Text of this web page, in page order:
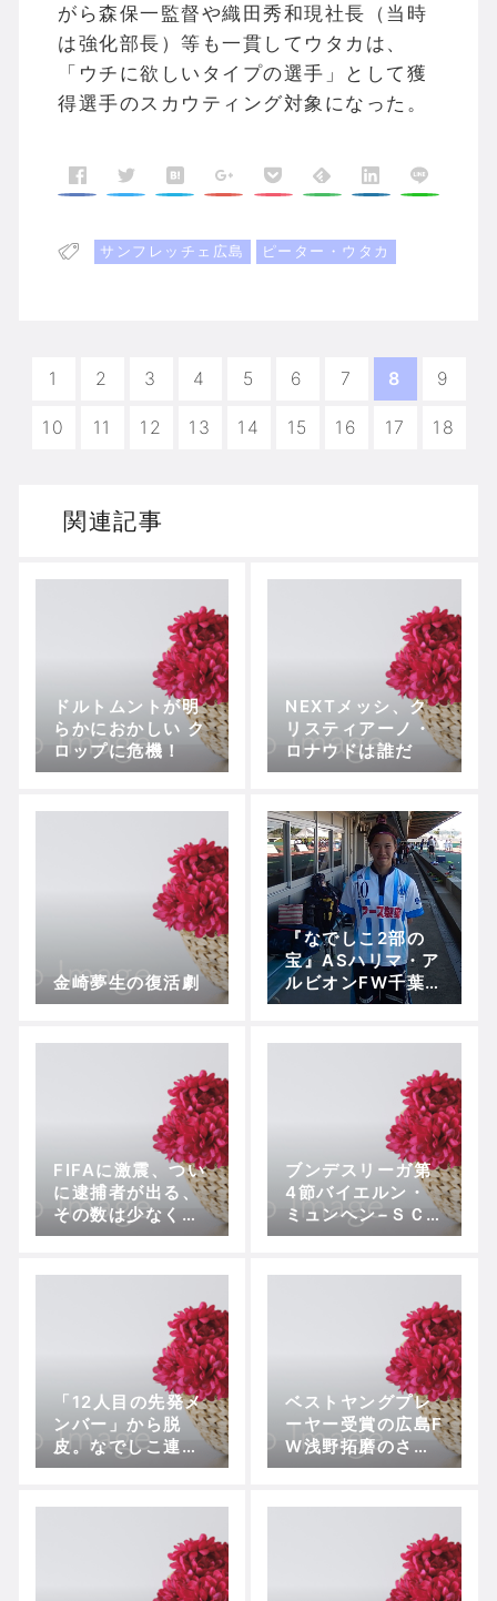
がら森保一監督や織田秀和現社長（当時
は強化部長）等も一貫してウタカは、
「ウチに欲しいタイプの選手」として獲
得選手のスカウティング対象になった。
サンフレッチェ広島 ピーター・ウタカ
1 2 3 4 5 6 7 8 9
10 11 12 13 14 15 16 17 18
関連記事
ドルトムントが明
らかにおかしい ク
ロップに危機！
NEXTメッシ、ク
リスティアーノ・
ロナウドは誰だ
金崎夢生の復活劇
『なでしこ2部の
宝』ASハリマ・ア
ルビオンFW千葉園
子インタビュー～
た自身とハリマの
FIFAに激震、つい
に逮捕者が出る、
その数は少なくと
も６人
ブンデスリーガ第
4節バイエルン・
ミュンヘン−ＳＣ
パーダーボルン
ひっくり返せる
「12人目の先発メ
ンバー」から脱
皮。なでしこ連覇
の鍵を握るMF宇津
ベストヤングプレ
ーヤー受賞の広島F
W浅野拓磨のさら
なる進化